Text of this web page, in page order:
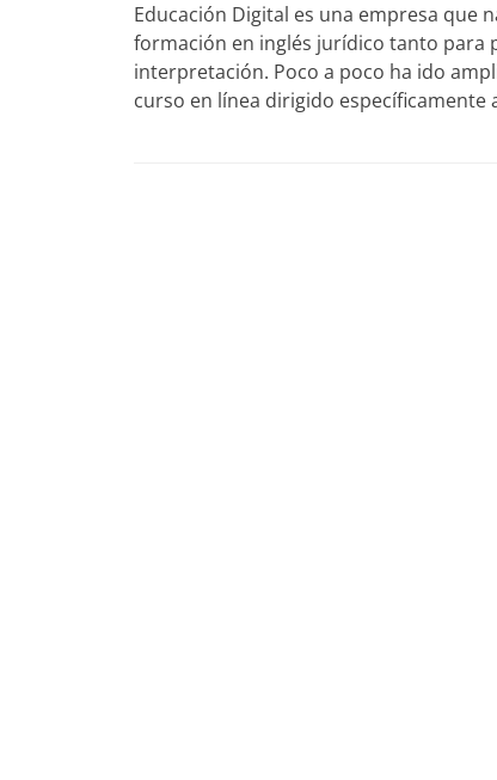
Educación Digital es una empresa que
formación en inglés jurídico tanto para
interpretación. Poco a poco ha ido
curso en línea dirigido específicamente